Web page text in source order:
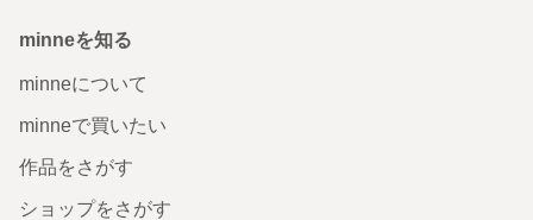
minneを知る
minneについて
minneで買いたい
作品をさがす
ショップをさがす